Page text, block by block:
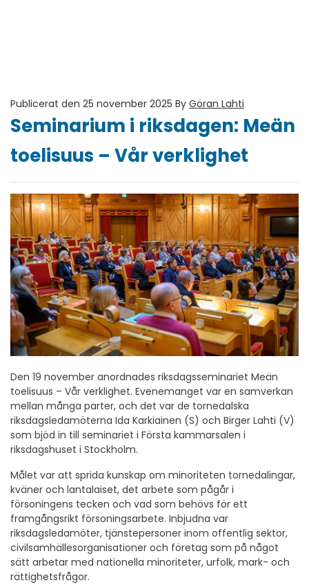
Publicerat den 25 november 2025 By Göran Lahti
Seminarium i riksdagen: Meän
toelisuus – Vår verklighet
Den 19 november anordnades riksdagsseminariet Meän
toelisuus – Vår verklighet. Evenemanget var en samverkan
mellan många parter, och det var de tornedalska
riksdagsledamöterna Ida Karkiainen (S) och Birger Lahti (V)
som bjöd in till seminariet i Första kammarsalen i
riksdagshuset i Stockholm.
Målet var att sprida kunskap om minoriteten tornedalingar,
kväner och lantalaiset, det arbete som pågår i
försoningens tecken och vad som behövs för ett
framgångsrikt försoningsarbete. Inbjudna var
riksdagsledamöter, tjänstepersoner inom offentlig sektor,
civilsamhällesorganisationer och företag som på något
sätt arbetar med nationella minoriteter, urfolk, mark- och
rättighetsfrågor.